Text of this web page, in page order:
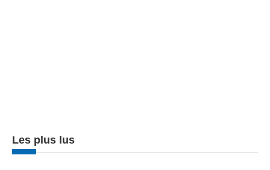
Les plus lus